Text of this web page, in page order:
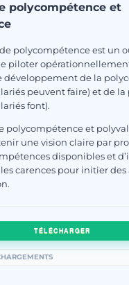
polycompétence et
polycompétence est un
piloter
développement de la
peuvent faire) et de
font).
polycompétence et
une vision claire par
disponibles et
carences pour initier des
TÉLÉCHARGER